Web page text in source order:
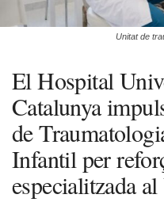
Unitat de
El Hospital
Catalunya
de
Infantil per
especialitzada